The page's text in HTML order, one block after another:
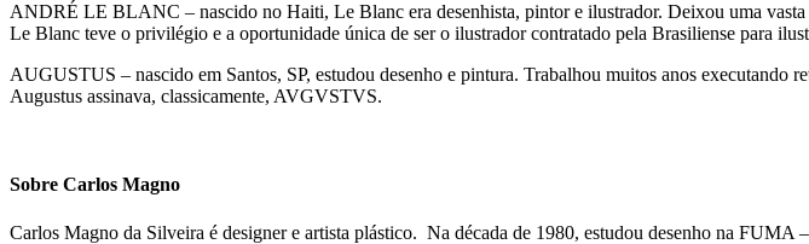
ANDRÉ LE BLANC – nascido no Haiti, Le Blanc era desenhista, pintor e ilustrador. Deixou uma
Le Blanc teve o privilégio e a oportunidade única de ser o ilustrador contratado pela Brasiliense para
AUGUSTUS – nascido em Santos, SP, estudou desenho e pintura. Trabalhou muitos anos executando
Augustus assinava, classicamente, AVGVSTVS.
Sobre Carlos Magno
Carlos Magno da Silveira é designer e artista plástico. Na década de 1980, estudou desenho na